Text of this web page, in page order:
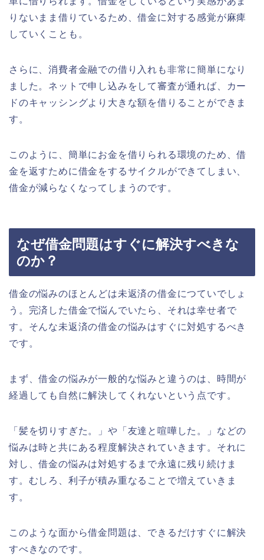
りないまま借りているため、借金に対する感覚が麻痺
していくことも。
さらに、消費者金融での借り入れも非常に簡単になり
ました。ネットで申し込みをして審査が通れば、カー
ドのキャッシングより大きな額を借りることができま
す。
このように、簡単にお金を借りられる環境のため、借
金を返すために借金をするサイクルができてしまい、
借金が減らなくなってしまうのです。
なぜ借金問題はすぐに解決すべきな
のか？
借金の悩みのほとんどは未返済の借金につていでしょ
う。完済した借金で悩んでいたら、それは幸せ者で
す。そんな未返済の借金の悩みはすぐに対処するべき
です。
まず、借金の悩みが一般的な悩みと違うのは、時間が
経過しても自然に解決してくれないという点です。
「髪を切りすぎた。」や「友達と喧嘩した。」などの
悩みは時と共にある程度解決されていきます。それに
対し、借金の悩みは対処するまで永遠に残り続けま
す。むしろ、利子が積み重なることで増えていきま
す。
このような面から借金問題は、できるだけすぐに解決
すべきなのです。